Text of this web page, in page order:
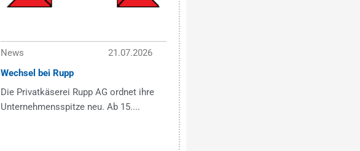
News
21.07.2026
Wechsel bei Rupp
Die Privatkäserei Rupp AG ordnet ihre
Unternehmensspitze neu. Ab 15....